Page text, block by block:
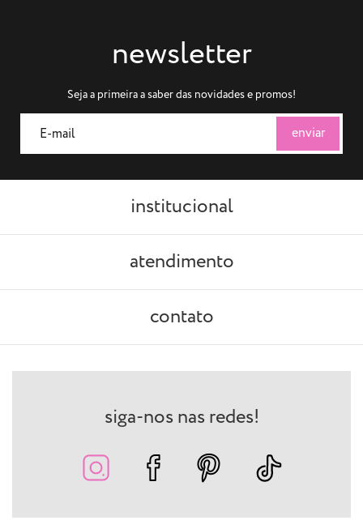
newsletter
Seja a primeira a saber das novidades e promos!
institucional
atendimento
contato
siga-nos nas redes!